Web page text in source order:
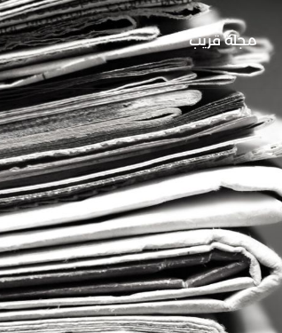
مجلة قريب